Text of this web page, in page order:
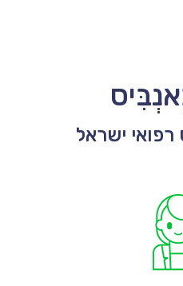
רפואי ישראל